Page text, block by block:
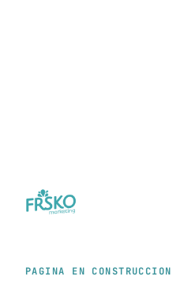
PAGINA EN CONSTRUCCION